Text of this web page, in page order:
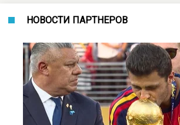
НОВОСТИ ПАРТНЕРОВ